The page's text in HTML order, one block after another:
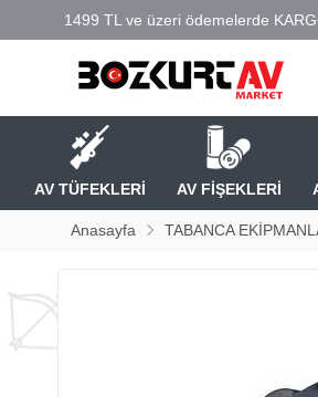
AV TÜFEKLERİ AV FİŞEKLERİ
Anasayfa TABANCA